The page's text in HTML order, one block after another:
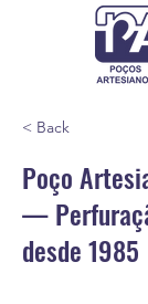
< Back
Poço
—
desde 1985